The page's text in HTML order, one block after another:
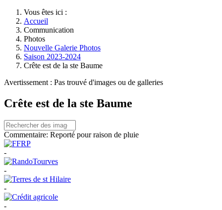
Vous êtes ici :
Accueil
Communication
Photos
Nouvelle Galerie Photos
Saison 2023-2024
Crête est de la ste Baume
Avertissement : Pas trouvé d'images ou de galleries
Crête est de la ste Baume
Commentaire: Reporté pour raison de pluie
-
-
-
-